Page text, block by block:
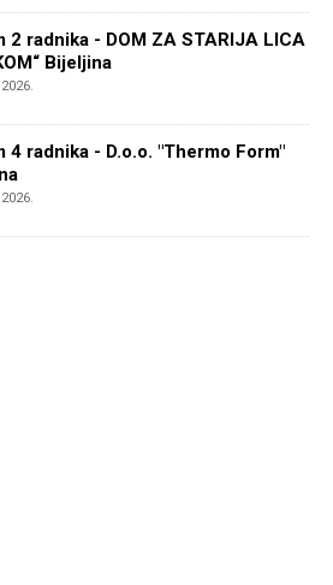
2 radnika - DOM ZA STARIJA LICA
Bijeljina
4 radnika - D.o.o. "Thermo Form"